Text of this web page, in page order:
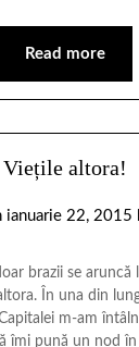
Read more
Viețile altora!
ianuarie 22, 2015
brazii se aruncă
În una din
m-am
îmi pună un nod